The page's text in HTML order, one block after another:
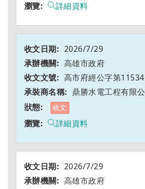
詳細資料
2026/7/29
高雄市政府
高市府經公字第
鼎勝水電工程有限
收文
詳細資料
2026/7/29
高雄市政府